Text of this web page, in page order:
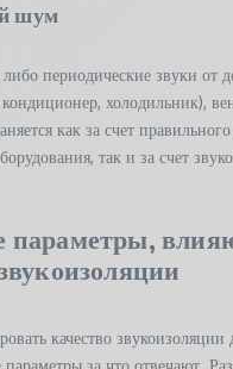
шум
периодические звуки от
холодильник),
как за счет
так и за счет
параметры,
качество
за что отвечают.